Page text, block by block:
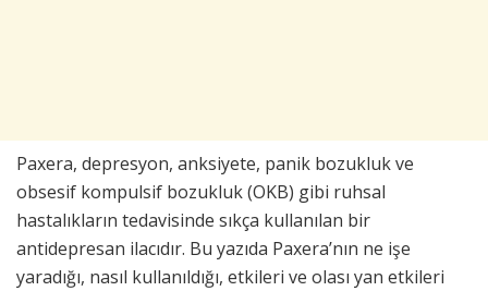
Paxera, depresyon, anksiyete, panik bozukluk ve
obsesif kompulsif bozukluk (OKB) gibi ruhsal
hastalıkların tedavisinde sıkça kullanılan bir
antidepresan ilacıdır. Bu yazıda Paxera’nın ne işe
yaradığı, nasıl kullanıldığı, etkileri ve olası yan etkileri